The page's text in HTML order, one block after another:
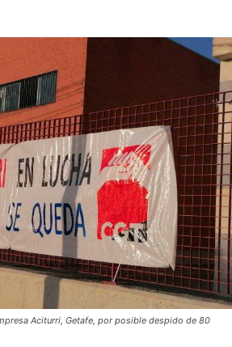
Aciturri, Getafe, por posible despido de 80